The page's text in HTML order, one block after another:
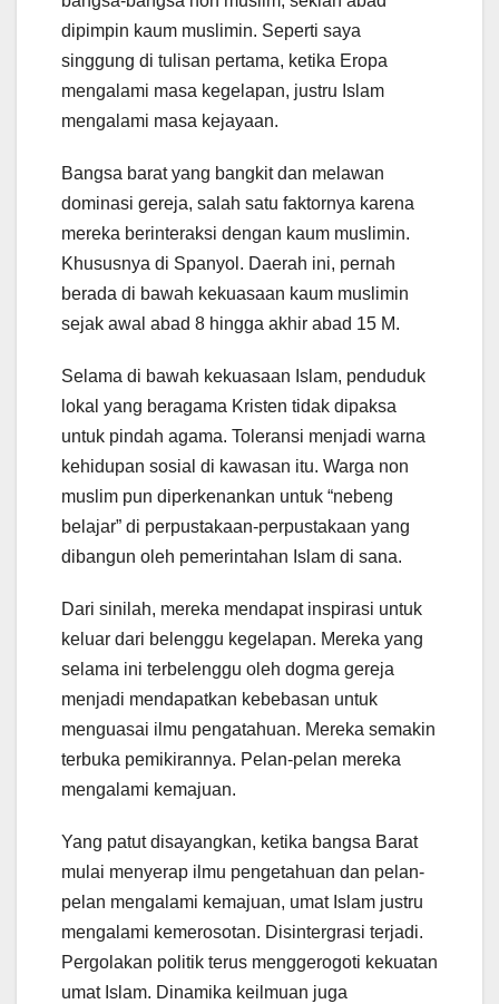
dipimpin kaum muslimin. Seperti saya
singgung di tulisan pertama, ketika Eropa
mengalami masa kegelapan, justru Islam
mengalami masa kejayaan.
Bangsa barat yang bangkit dan melawan
dominasi gereja, salah satu faktornya karena
mereka berinteraksi dengan kaum muslimin.
Khususnya di Spanyol. Daerah ini, pernah
berada di bawah kekuasaan kaum muslimin
sejak awal abad 8 hingga akhir abad 15 M.
Selama di bawah kekuasaan Islam, penduduk
lokal yang beragama Kristen tidak dipaksa
untuk pindah agama. Toleransi menjadi warna
kehidupan sosial di kawasan itu. Warga non
muslim pun diperkenankan untuk “nebeng
belajar” di perpustakaan-perpustakaan yang
dibangun oleh pemerintahan Islam di sana.
Dari sinilah, mereka mendapat inspirasi untuk
keluar dari belenggu kegelapan. Mereka yang
selama ini terbelenggu oleh dogma gereja
menjadi mendapatkan kebebasan untuk
menguasai ilmu pengatahuan. Mereka semakin
terbuka pemikirannya. Pelan-pelan mereka
mengalami kemajuan.
Yang patut disayangkan, ketika bangsa Barat
mulai menyerap ilmu pengetahuan dan pelan-
pelan mengalami kemajuan, umat Islam justru
mengalami kemerosotan. Disintergrasi terjadi.
Pergolakan politik terus menggerogoti kekuatan
umat Islam. Dinamika keilmuan juga